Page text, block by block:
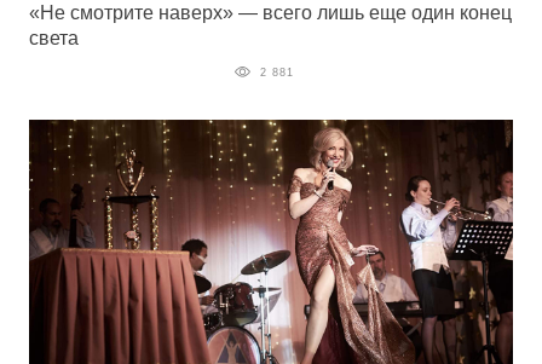
«Не смотрите наверх» — всего лишь еще один конец
света
2 881